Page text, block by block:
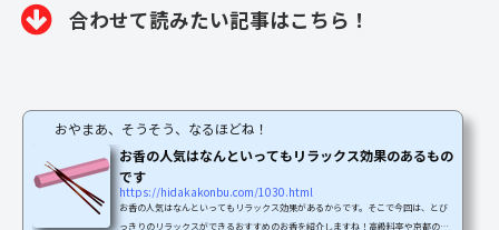
合わせて読みたい記事はこちら！
おやまあ、そうそう、なるほどね！
お香の人気はなんといってもリラックス効果のあるもの
です
https://hidakakonbu.com/1030.html
お香の人気はなんといってもリラックス効果があるからです。そこで今回は、とび
っきりのリラックスができるおすすめのお香を紹介しますね！高級料亭や京都の老